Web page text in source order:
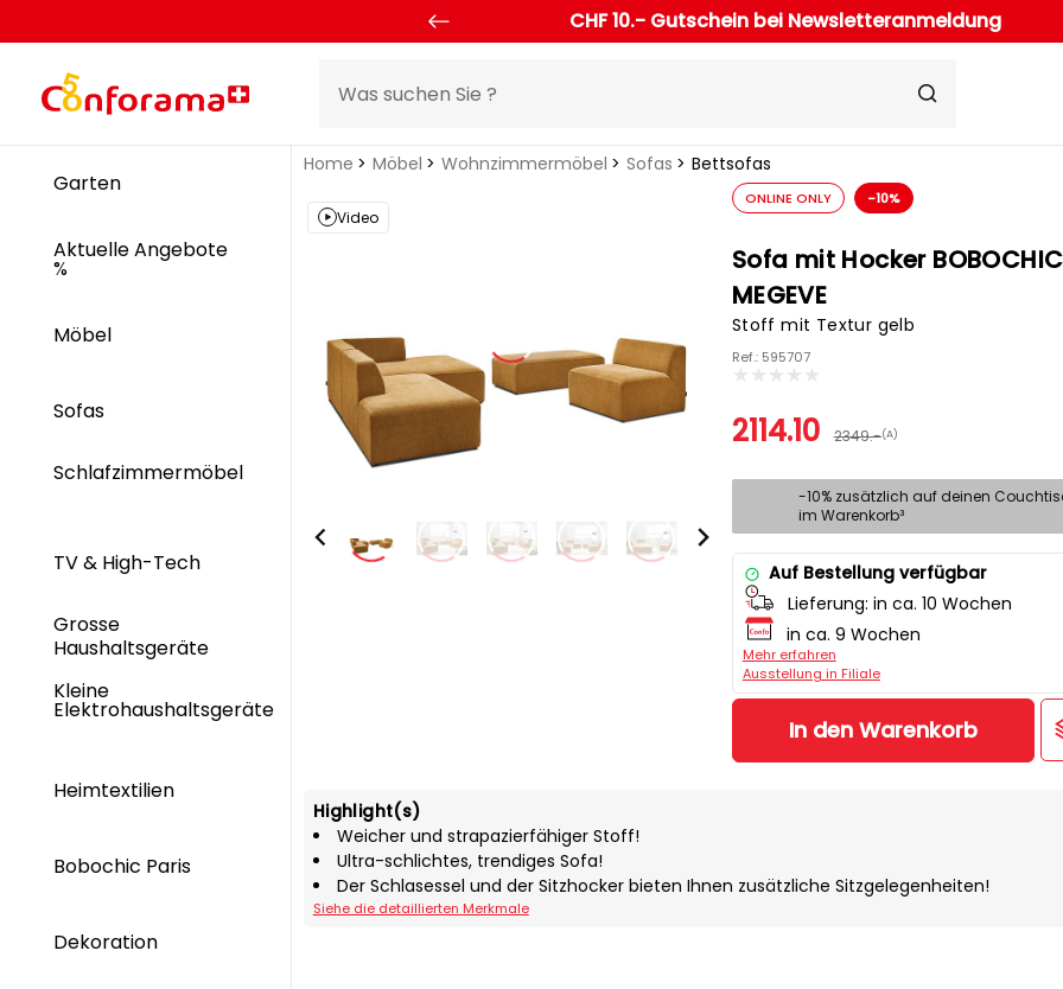
CHF 10.- Gutschein bei Newsletteranmeldung
Garten
Aktuelle Angebote
%
Möbel
Sofas
Schlafzimmermöbel
TV & High-Tech
Grosse
Haushaltsgeräte
Kleine
Elektrohaushaltsgeräte
Heimtextilien
Bobochic Paris
Dekoration
Home Möbel Wohnzimmermöbel Sofas Bettsofas
Video
ONLINE ONLY -10%
Sofa mit Hocker BOBOCHIC
MEGEVE
Stoff mit Textur gelb
Ref.: 595707
2114.10 2349.-(A)
-10% zusätzlich auf deinen
im Warenkorb³
Auf Bestellung verfügbar
Lieferung: in ca. 10 Wochen
in ca. 9 Wochen
Mehr erfahren
Ausstellung in Filiale
In den Warenkorb
Highlight(s)
Weicher und strapazierfähiger Stoff!
Ultra-schlichtes, trendiges Sofa!
Der Schlasessel und der Sitzhocker bieten Ihnen zusätzliche Sitzgelegenheiten!
Siehe die detaillierten Merkmale